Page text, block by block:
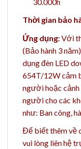
Thời gian bảo
Ứng dụng:Với
(Bảo hành 3
dụng đèn LED
654T/12W cảm
người hoặc
người cho các
như: Ban công,
Để biết thêm về
vui lòng liên hệ